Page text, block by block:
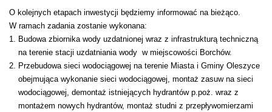
O kolejnych etapach inwestycji będziemy informować na bieżąco.
W ramach zadania zostanie wykonana:
Budowa zbiornika wody uzdatnionej wraz z infrastrukturą techniczną
na terenie stacji uzdatniania wody w miejscowości Borchów.
Przebudowa sieci wodociągowej na terenie Miasta i Gminy Oleszyce
obejmująca wykonanie sieci wodociągowej, montaż zasuw na sieci
wodociągowej, demontaż istniejących hydrantów p.poż. wraz z
montażem nowych hydrantów, montaż studni z przepływomierzami